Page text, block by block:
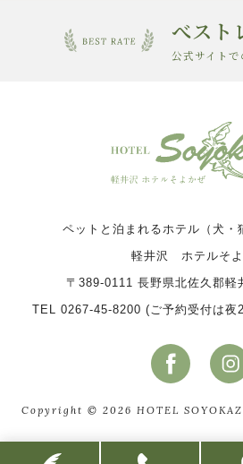
べスト
公式サイト
ペットと泊まれるホテル（犬・
軽井沢 ホテルそ
〒389-0111 長野県北佐久郡軽
TEL 0267-45-8200 (ご予約受付は夜
Copyright © 2026 HOTEL